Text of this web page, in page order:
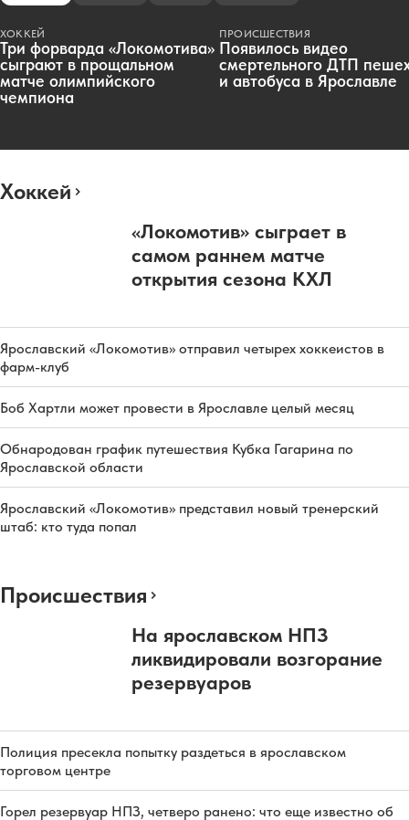
ХОККЕЙ
Три форварда «Локомотива»
сыграют в прощальном
матче олимпийского
чемпиона
ПРОИСШЕСТВИЯ
Появилось видео
смертельного ДТП
и автобуса в Ярославле
Хоккей
«Локомотив» сыграет в
самом раннем матче
открытия сезона КХЛ
Ярославский «Локомотив» отправил четырех хоккеистов в
фарм-клуб
Боб Хартли может провести в Ярославле целый месяц
Обнародован график путешествия Кубка Гагарина по
Ярославской области
Ярославский «Локомотив» представил новый тренерский
штаб: кто туда попал
Происшествия
На ярославском НПЗ
ликвидировали возгорание
резервуаров
Полиция пресекла попытку раздеться в ярославском
торговом центре
Горел резервуар НПЗ, четверо ранено: что еще известно об